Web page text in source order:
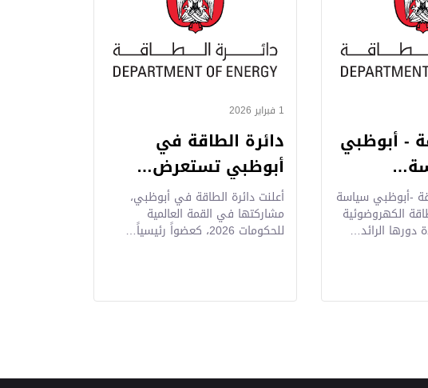
- أبوظبي
-أبوظبي سياسة
الكهروضوئية
الرائد…
1 فبراير 2026
دائرة الطاقة في
أبوظبي تستعرض…
أعلنت دائرة الطاقة في أبوظبي،
مشاركتها في القمة العالمية
للحكومات 2026، كعضواً رئيسياً…